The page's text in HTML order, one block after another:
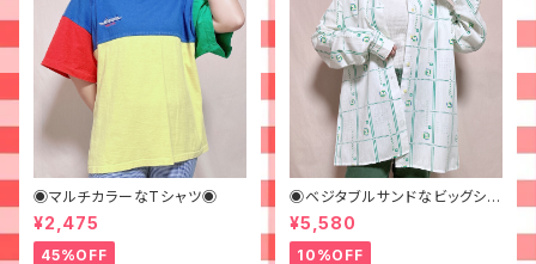
◉マルチカラーなTシャツ◉
¥2,475
45%OFF
◉ベジタブルサンドなビッグシャ
ツ◉ 古着 柄シャツ 70s 緑 幾
何学模様
¥5,580
10%OFF